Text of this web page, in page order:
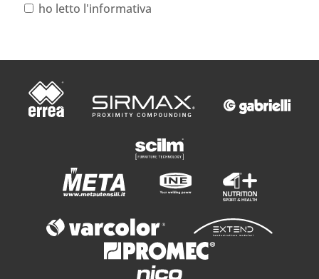
ho letto l'informativa